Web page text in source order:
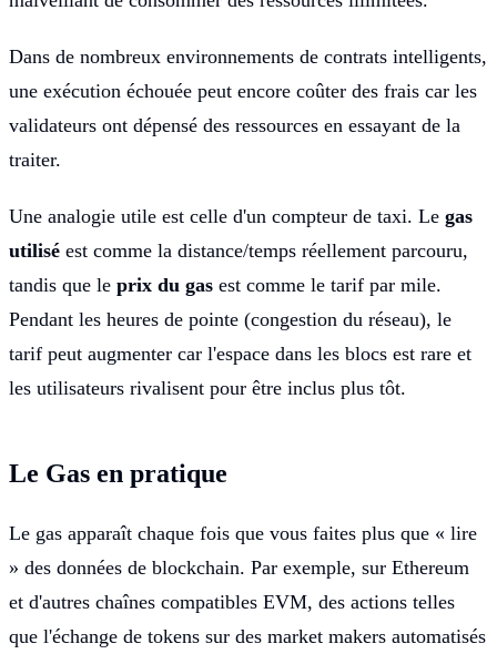
Dans de nombreux environnements de contrats intelligents,
une exécution échouée peut encore coûter des frais car les
validateurs ont dépensé des ressources en essayant de la
traiter.
Une analogie utile est celle d'un compteur de taxi. Le gas
utilisé est comme la distance/temps réellement parcouru,
tandis que le prix du gas est comme le tarif par mile.
Pendant les heures de pointe (congestion du réseau), le
tarif peut augmenter car l'espace dans les blocs est rare et
les utilisateurs rivalisent pour être inclus plus tôt.
Le Gas en pratique
Le gas apparaît chaque fois que vous faites plus que « lire
» des données de blockchain. Par exemple, sur Ethereum
et d'autres chaînes compatibles EVM, des actions telles
que l'échange de tokens sur des market makers automatisés